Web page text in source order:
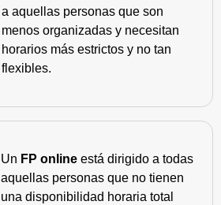
a aquellas personas que son
menos organizadas y necesitan
horarios más estrictos y no tan
flexibles.
Un FP online está dirigido a todas
aquellas personas que no tienen
una disponibilidad horaria total